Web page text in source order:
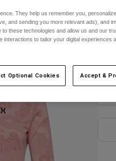
They help us remember you,
and sending you more relevant ads), and
these technologies and allow us and our
to tailor your digital experiences
Optional Cookies Accept &